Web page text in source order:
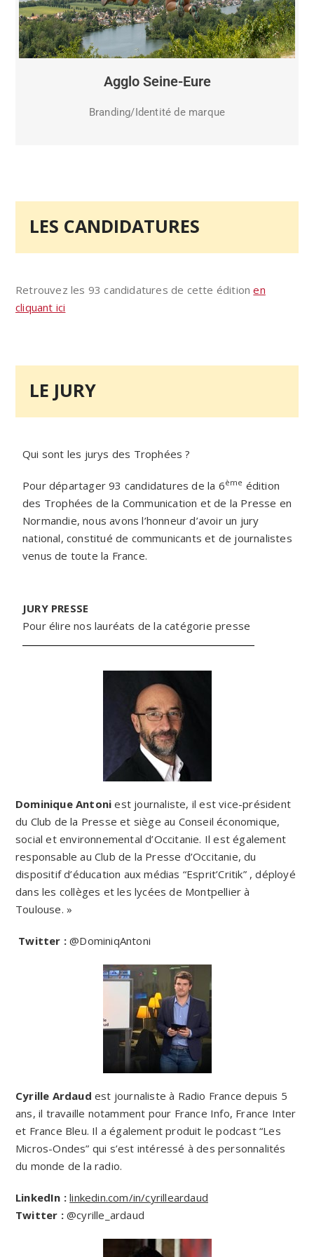
Agglo Seine-Eure
Branding/Identité de marque
LES CANDIDATURES
Retrouvez les 93 candidatures de cette éditionen
cliquant ici
LE JURY
Qui sont les jurys des Trophées ?
Pour départager 93 candidatures de la 6ème édition
des Trophées de la Communication et de la Presse en
Normandie, nous avons l’honneur d’avoir un jury
national, constitué de communicants et de journalistes
venus de toute la France.
JURY PRESSE
Pour élire nos lauréats de la catégorie presse
Dominique Antoniest journaliste, il est vice-président
du Club de la Presse et siège au Conseil économique,
social et environnemental d’Occitanie. Il est également
responsable au Club de la Presse d’Occitanie, du
dispositif d’éducation aux médias “Esprit’Critik” , déployé
dans les collèges et les lycées de Montpellier à
Toulouse. »
Twitter :@DominiqAntoni
Cyrille Ardaud est journaliste à Radio France depuis 5
ans, il travaille notamment pour France Info, France Inter
et France Bleu. Il a également produit le podcast “Les
Micros-Ondes” qui s’est intéressé à des personnalités
du monde de la radio.
LinkedIn : linkedin.com/in/cyrilleardaud
Twitter :@cyrille_ardaud